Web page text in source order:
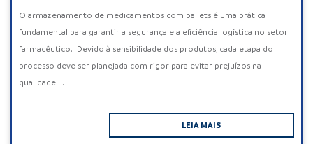
O armazenamento de medicamentos com pallets é uma prática
fundamental para garantir a segurança e a eficiência logística no setor
farmacêutico. Devido à sensibilidade dos produtos, cada etapa do
processo deve ser planejada com rigor para evitar prejuízos na
qualidade ...
LEIA MAIS